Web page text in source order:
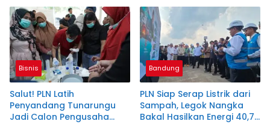
Bisnis
Salut! PLN Latih
Penyandang Tunarungu
Jadi Calon Pengusaha
Bandung
PLN Siap Serap Listrik dari
Sampah, Legok Nangka
Bakal Hasilkan Energi 40,79